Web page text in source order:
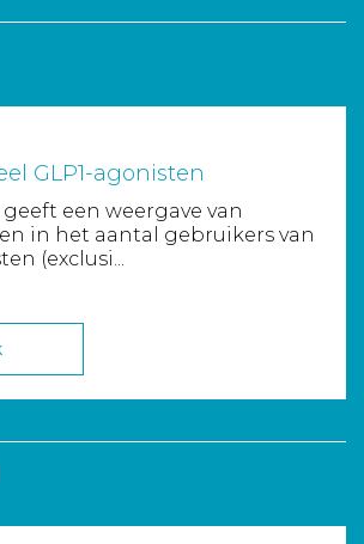
GLP1-agonisten
geeft een weergave van
in het aantal gebruikers van
(exclusi...